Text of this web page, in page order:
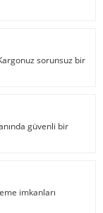
sorunsuz bir
güvenli bir
imkanları